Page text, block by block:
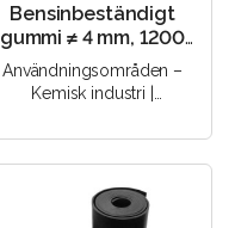
Bensinbeständigt
gummi ≠ 4 mm, 1200
mm, 60 Sha (NBR)
Användningsområden –
Kemisk industri |
Byggbranschen |
Maskinteknik |..